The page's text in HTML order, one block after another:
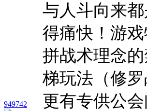
949742
与人斗向来
得痛快！游
拼战术理念
梯玩法（修
更有专供公